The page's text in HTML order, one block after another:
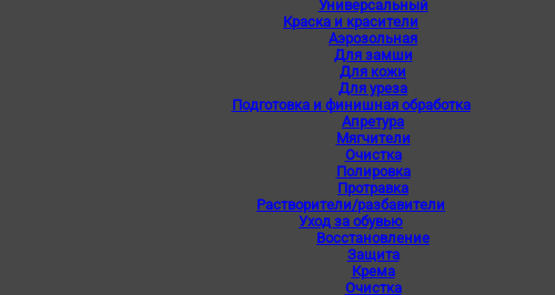
Универсальный
Краска и красители
Аэрозольная
Для замши
Для кожи
Для уреза
Подготовка и финишная обработка
Апретура
Мягчители
Очистка
Полировка
Протравка
Растворители/разбавители
Уход за обувью
Восстановление
Защита
Крема
Очистка